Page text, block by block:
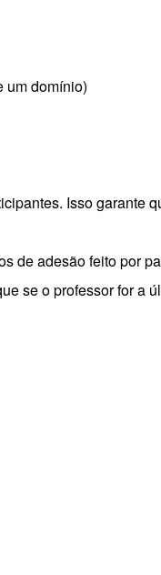
um domínio)
Isso garante
de adesão feito por
se o professor for a